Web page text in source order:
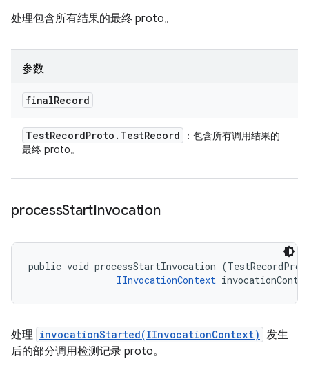
处理包含所有结果的最终 proto。
参数
finalRecord
TestRecordProto . TestRecord
：包含所有调用结果的
最终 proto。
processStartInvocation
public void processStartInvocation
IInvocationContext
处理 invocationStarted(IInvocationContext) 发生
后的部分调用检测记录 proto。